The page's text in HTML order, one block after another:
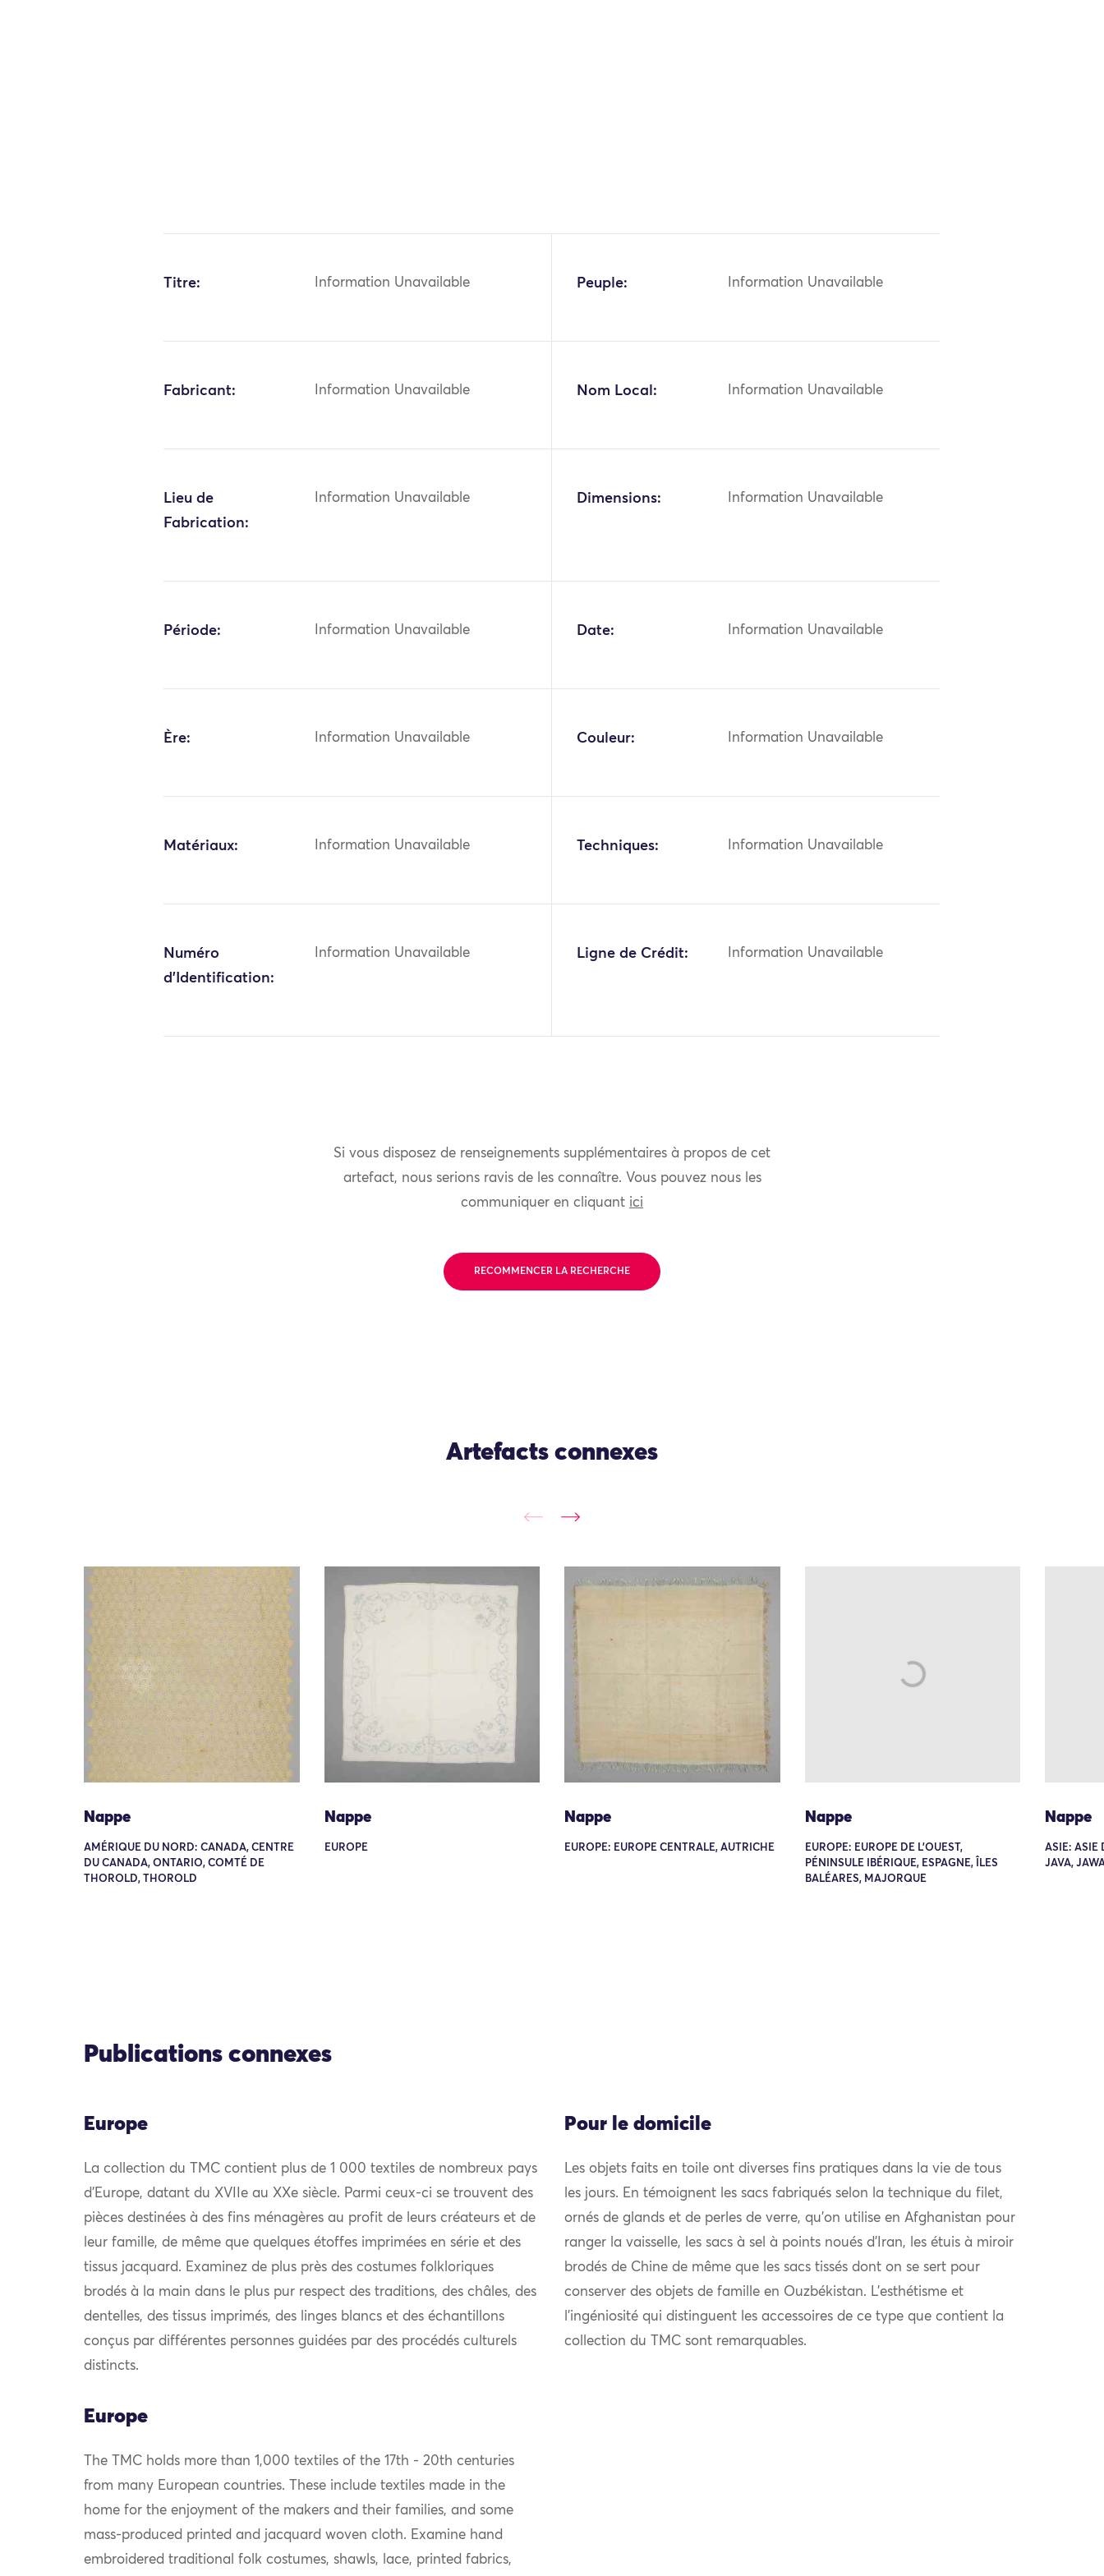
Titre: Information Unavailable Peuple: Information Unavailable
Fabricant: Information Unavailable Nom Local: Information Unavailable
Lieu de
Fabrication:
Information Unavailable Dimensions: Information Unavailable
Période: Information Unavailable Date: Information Unavailable
Ère: Information Unavailable Couleur: Information Unavailable
Matériaux: Information Unavailable Techniques: Information Unavailable
Numéro
d'Identification:
Information Unavailable Ligne de Crédit: Information Unavailable
Si vous disposez de renseignements supplémentaires à propos de cet
artefact, nous serions ravis de les connaître. Vous pouvez nous les
communiquer en cliquant ici
RECOMMENCER LA RECHERCHE
Artefacts connexes
Nappe
AMÉRIQUE DU NORD: CANADA, CENTRE
DU CANADA, ONTARIO, COMTÉ DE
THOROLD, THOROLD
Nappe
EUROPE
Nappe
EUROPE: EUROPE CENTRALE, AUTRICHE
Nappe
EUROPE: EUROPE DE L'OUEST,
PÉNINSULE IBÉRIQUE, ESPAGNE, ÎLES
BALÉARES, MAJORQUE
Nappe
ASIE: ASIE
JAVA,
Publications connexes
Europe
La collection du TMC contient plus de 1 000 textiles de nombreux pays
d’Europe, datant du XVIIe au XXe siècle. Parmi ceux-ci se trouvent des
pièces destinées à des fins ménagères au profit de leurs créateurs et de
leur famille, de même que quelques étoffes imprimées en série et des
tissus jacquard. Examinez de plus près des costumes folkloriques
brodés à la main dans le plus pur respect des traditions, des châles, des
dentelles, des tissus imprimés, des linges blancs et des échantillons
conçus par différentes personnes guidées par des procédés culturels
distincts.
Pour le domicile
Les objets faits en toile ont diverses fins pratiques dans la vie de tous
les jours. En témoignent les sacs fabriqués selon la technique du filet,
ornés de glands et de perles de verre, qu’on utilise en Afghanistan pour
ranger la vaisselle, les sacs à sel à points noués d’Iran, les étuis à miroir
brodés de Chine de même que les sacs tissés dont on se sert pour
conserver des objets de famille en Ouzbékistan. L’esthétisme et
l’ingéniosité qui distinguent les accessoires de ce type que contient la
collection du TMC sont remarquables.
Europe
The TMC holds more than 1,000 textiles of the 17th - 20th centuries
from many European countries. These include textiles made in the
home for the enjoyment of the makers and their families, and some
mass-produced printed and jacquard woven cloth. Examine hand
embroidered traditional folk costumes, shawls, lace, printed fabrics,